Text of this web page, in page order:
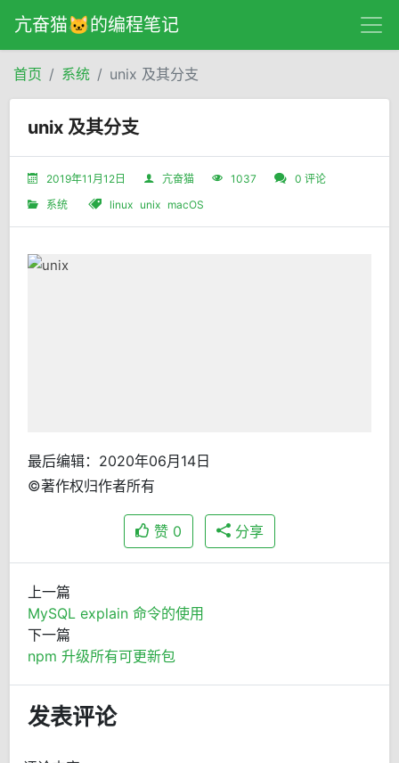
亢奋猫🐱的编程笔记
首页 系统 unix 及其分支
unix 及其分支
2019年11月12日 亢奋猫 1037
0 评论
系统
linux unix macOS
最后编辑：2020年06月14日
©著作权归作者所有
赞 0 分享
上一篇
MySQL explain 命令的使用
下一篇
npm 升级所有可更新包
发表评论